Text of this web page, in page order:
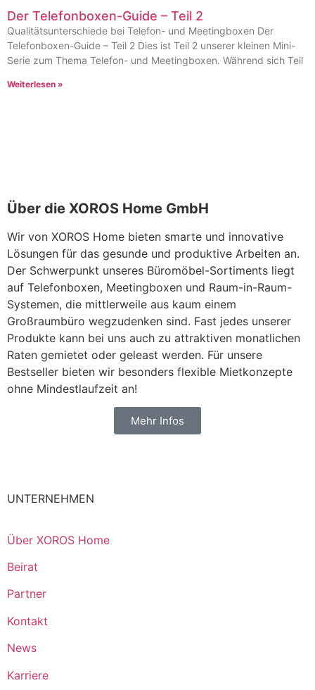
Der Telefonboxen-Guide – Teil 2
Qualitätsunterschiede bei Telefon- und Meetingboxen Der
Telefonboxen-Guide – Teil 2 Dies ist Teil 2 unserer kleinen Mini-
Serie zum Thema Telefon- und Meetingboxen. Während sich Teil
Weiterlesen »
Über die XOROS Home GmbH
Wir von XOROS Home bieten smarte und innovative
Lösungen für das gesunde und produktive Arbeiten an.
Der Schwerpunkt unseres Büromöbel-Sortiments liegt
auf Telefonboxen, Meetingboxen und Raum-in-Raum-
Systemen, die mittlerweile aus kaum einem
Großraumbüro wegzudenken sind. Fast jedes unserer
Produkte kann bei uns auch zu attraktiven monatlichen
Raten gemietet oder geleast werden. Für unsere
Bestseller bieten wir besonders flexible Mietkonzepte
ohne Mindestlaufzeit an!
Mehr Infos
UNTERNEHMEN
Über XOROS Home
Beirat
Partner
Kontakt
News
Karriere